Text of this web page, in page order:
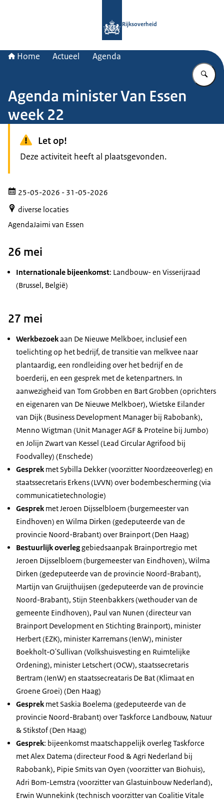
Rijksoverheid
Home Actueel Agenda
Agenda minister Van Essen
week 22
Let op!
Deze activiteit heeft al plaatsgevonden.
25-05-2026 - 31-05-2026
diverse locaties
AgendaJaimi van Essen
26 mei
Internationale bijeenkomst: Landbouw- en Visserijraad
(Brussel, België)
27 mei
Werkbezoekaan De Nieuwe Melkboer, inclusief een
toelichting op het bedrijf, de transitie van melkvee naar
plantaardig, een rondleiding over het bedrijf en de
boerderij, en een gesprek met de ketenpartners. In
aanwezigheid van Tom Grobben en Bart Grobben (oprichters
en eigenaren van De Nieuwe Melkboer), Wietske Eilander
van Dijk (Business Development Manager bij Rabobank),
Menno Wigtman (Unit ManagerAGF & Proteïne bij Jumbo)
en Jolijn Zwart van Kessel (Lead Circular Agrifood bij
Foodvalley) (Enschede)
Gesprek met Sybilla Dekker (voorzitter Noordzeeoverleg) en
staatssecretaris Erkens (LVVN) over bodembescherming (via
communicatietechnologie)
Gesprek met Jeroen Dijsselbloem (burgemeester van
Eindhoven) en Wilma Dirken (gedeputeerde van de
provincie Noord-Brabant) over Brainport(Den Haag)
Bestuurlijk overleggebiedsaanpak Brainportregio met
Jeroen Dijsselbloem (burgemeester van Eindhoven), Wilma
Dirken (gedeputeerde van de provincie Noord-Brabant),
Martijn van Gruijthuijsen (gedeputeerde van de provincie
Noord-Brabant), Stijn Steenbakkers (wethouder van de
gemeente Eindhoven), Paul van Nunen (directeur van
Brainport Developmenten Stichting Brainport), minister
Herbert (EZK), minister Karremans (IenW), minister
Boekholt-O'Sullivan (Volkshuisvesting en Ruimtelijke
Ordening), minister Letschert (OCW), staatssecretaris
Bertram (IenW) en staatssecreataris De Bat (Klimaat en
Groene Groei) (Den Haag)
Gesprek met Saskia Boelema (gedeputeerde van de
provincie Noord-Brabant) over Taskforce Landbouw, Natuur
& Stikstof (Den Haag)
Gesprek: bijeenkomst maatschappelijk overleg Taskforce
met Alex Datema (directeur Food & Agri Nederland bij
Rabobank), Pipie Smits van Oyen (voorzitter van Biohuis),
Adri Bom-Lemstra (voorzitter van Glastuinbouw Nederland),
Erwin Wunnekink (technisch voorzitter van Coalitie Vitale